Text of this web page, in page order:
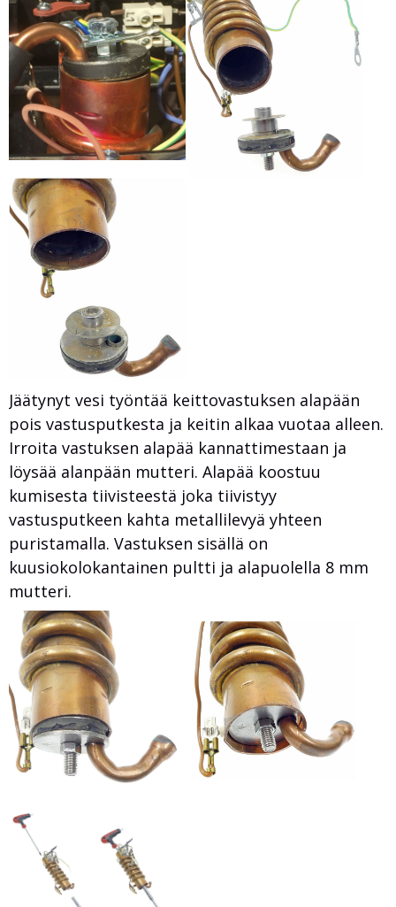
Jäätynyt vesi työntää keittovastuksen alapään
pois vastusputkesta ja keitin alkaa vuotaa alleen.
Irroita vastuksen alapää kannattimestaan ja
löysää alanpään mutteri. Alapää koostuu
kumisesta tiivisteestä joka tiivistyy
vastusputkeen kahta metallilevyä yhteen
puristamalla. Vastuksen sisällä on
kuusiokolokantainen pultti ja alapuolella 8 mm
mutteri.